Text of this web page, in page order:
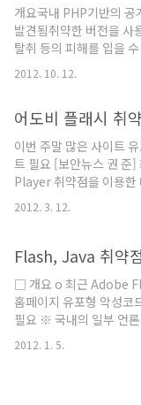
일/SNS내 URL실행 자
전 유지 △백신 업데이트
주의가 필요하다고 당부
싱 사이트 사례]공격자는
일, SN..
개요국내 PHP기반의 공
발견됨취약한 버전을 사
탈취 등의 피해를 입을
해당시스템영향받는 소
결방안기존 그누보드 사
새로 설치하는 이용자 -
이상)을 설치 용어 정리
트 언어XSS (Cross
웹페이지에 클라이언트
이를 실행..
2012. 10. 12.
이번 주말 많은 사이트
트 필요 [보안뉴스 권
Player 취약점을 이용한
이 확인됐다고 발표한 안랩
ASEC(http://
사이트를 통해 전파되는
악성코드를 감염시키는
해당 취약점은 웹페이지
서 아래와 같은 액션 스
하고 있으며 아래 코드
다. [그림 1] SWF 파일
2012. 3. 12.
□ 개요 o 최근 Adobe
홈페이지 유포형 악성코
필요 ※ 국내의 일부 언
에게 피해를 입히고 있음
되지 않는 등의 피해가
2012. 1. 5.